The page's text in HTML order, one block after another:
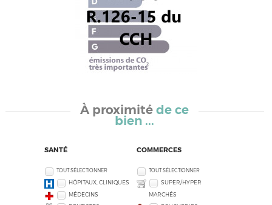
À proximitéde ce
bien ...
SANTÉ
TOUT SÉLECTIONNER
HÔPITAUX, CLINIQUES
MÉDECINS
COMMERCES
TOUT SÉLECTIONNER
SUPER/HYPER
MARCHÉS